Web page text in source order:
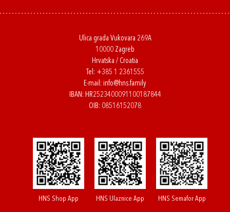
Ulica grada Vukovara 269A
10000 Zagreb
Hrvatska / Croatia
Tel: +385 1 2361555
E-mail: info@hns.family
IBAN: HR2523400091100187844
OIB: 08516152078
HNS Shop App HNS Ulaznice App HNS Semafor App